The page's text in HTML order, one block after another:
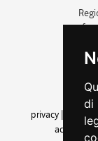
di
c.f.
privacy
cookie